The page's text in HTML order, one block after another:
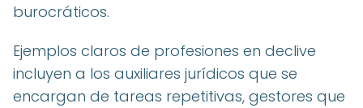
burocráticos.
Ejemplos claros de profesiones en declive
incluyen a los auxiliares jurídicos que se
encargan de tareas repetitivas, gestores que